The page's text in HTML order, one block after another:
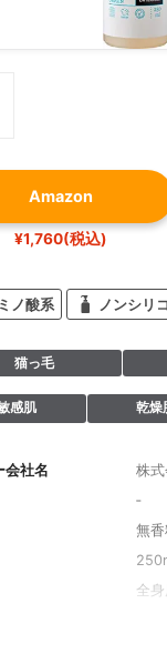
Amazon
¥1,760(税込)
ノ酸系 ノンシリ
猫っ毛
感肌 乾燥
会社名
株
‐
無
全身